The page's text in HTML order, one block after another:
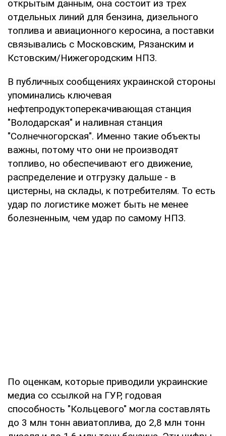
открытым данным, она состоит из трех
отдельных линий для бензина, дизельного
топлива и авиационного керосина, а поставки
связывались с Московским, Рязанским и
Кстовским/Нижегородским НПЗ.
В публичных сообщениях украинской стороны
упоминались ключевая
нефтепродуктоперекачивающая станция
"Володарская" и наливная станция
"Солнечногорская". Именно такие объекты
важны, потому что они не производят
топливо, но обеспечивают его движение,
распределение и отгрузку дальше - в
цистерны, на склады, к потребителям. То есть
удар по логистике может быть не менее
болезненным, чем удар по самому НПЗ.
По оценкам, которые приводили украинские
медиа со ссылкой на ГУР, годовая
способность "Кольцевого" могла составлять
до 3 млн тонн авиатоплива, до 2,8 млн тонн